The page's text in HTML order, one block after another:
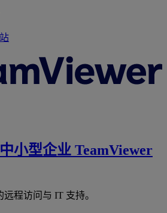
小型企业 TeamViewer
程访问与 IT 支持。